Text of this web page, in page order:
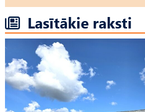
Lasītākie raksti